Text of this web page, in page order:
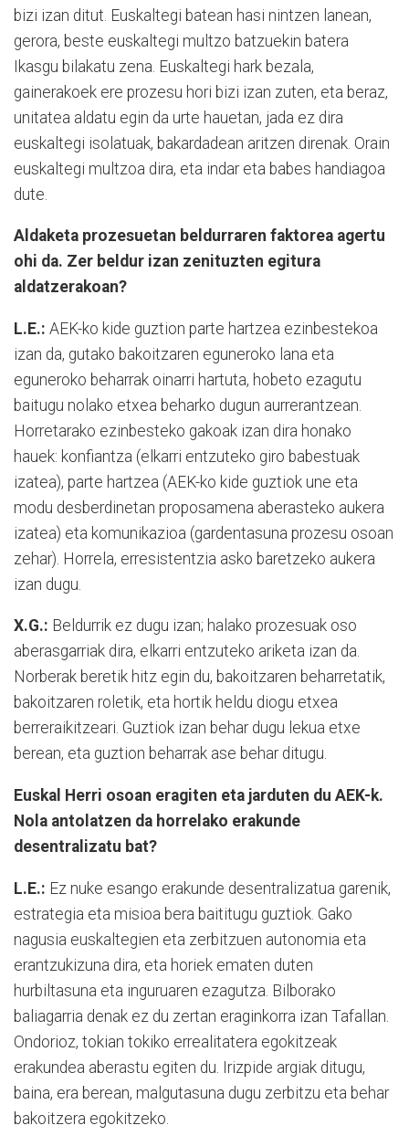
bizi izan ditut. Euskaltegi batean hasi nintzen lanean,
gerora, beste euskaltegi multzo batzuekin batera
Ikasgu bilakatu zena. Euskaltegi hark bezala,
gainerakoek ere prozesu hori bizi izan zuten, eta beraz,
unitatea aldatu egin da urte hauetan, jada ez dira
euskaltegi isolatuak, bakardadean aritzen direnak. Orain
euskaltegi multzoa dira, eta indar eta babes handiagoa
dute.
Aldaketa prozesuetan beldurraren faktorea agertu
ohi da. Zer beldur izan zenituzten egitura
aldatzerakoan?
L.E.: AEK-ko kide guztion parte hartzea ezinbestekoa
izan da, gutako bakoitzaren eguneroko lana eta
eguneroko beharrak oinarri hartuta, hobeto ezagutu
baitugu nolako etxea beharko dugun aurrerantzean.
Horretarako ezinbesteko gakoak izan dira honako
hauek: konfiantza (elkarri entzuteko giro babestuak
izatea), parte hartzea (AEK-ko kide guztiok une eta
modu desberdinetan proposamena aberasteko aukera
izatea) eta komunikazioa (gardentasuna prozesu osoan
zehar). Horrela, erresistentzia asko baretzeko aukera
izan dugu.
X.G.: Beldurrik ez dugu izan; halako prozesuak oso
aberasgarriak dira, elkarri entzuteko ariketa izan da.
Norberak beretik hitz egin du, bakoitzaren beharretatik,
bakoitzaren roletik, eta hortik heldu diogu etxea
berreraikitzeari. Guztiok izan behar dugu lekua etxe
berean, eta guztion beharrak ase behar ditugu.
Euskal Herri osoan eragiten eta jarduten du AEK-k.
Nola antolatzen da horrelako erakunde
desentralizatu bat?
L.E.: Ez nuke esango erakunde desentralizatua garenik,
estrategia eta misioa bera baititugu guztiok. Gako
nagusia euskaltegien eta zerbitzuen autonomia eta
erantzukizuna dira, eta horiek ematen duten
hurbiltasuna eta inguruaren ezagutza. Bilborako
baliagarria denak ez du zertan eraginkorra izan Tafallan.
Ondorioz, tokian tokiko errealitatera egokitzeak
erakundea aberastu egiten du. Irizpide argiak ditugu,
baina, era berean, malgutasuna dugu zerbitzu eta behar
bakoitzera egokitzeko.